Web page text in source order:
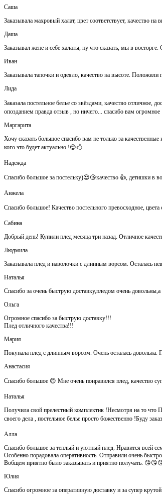
Саша
Заказывала махровый халат, цвет соответствует, качество на
Даша
Заказывал жене и себе халаты, ну что сказать, мы в восторге.
Иван
Заказывала тапочки и одеяло, качество на высоте.
Лида
Заказала постельное белье со звёздами, качество отличное,
опозданием правда отзыв , но ничего... спасибо вам огромное
Маргарита
Хочу сказать большое спасибо вам не только за
кого это будет актуально.!😊🖒
Надежда
Спасибо большое за постельку)😍😘качество 👍, детишки в
Анжела
Спасибо большое! Качество постельного превосходное,
Сабина
Добрый день! Купили плед месяца три назад. Отличное
Людмила
Заказывала плед и наволочки с длинным ворсом. Осталась
Наталья
Спасибо за очень быструю доставку,пледом очень
Ольга
Огромное спасибо за быструю доставку!!!
Плед отличного качества!!!
Мария
Покупала плед с длинным ворсом. Очень осталась довольна.
Анастасия
Спасибо большое 😊 Мне очень понравился плед, качество
Наталья
Получила свой прелестный комплектик !Несмотря на то что
своего дела , постельное белье просто божественно !Буду
Алла
Спасибо большое за теплый и уютный плед. Нравится всей
Особенно порадовала оперативность. Отправили очень
Вобщем приятно было заказывать и приятно получать.
Юлия
Спасибо огромное за оперативную доставку и за супер